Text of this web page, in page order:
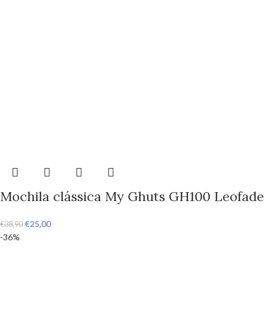
Mochila clássica My Ghuts GH100 Leofade
€38,90 €25,00
-36%